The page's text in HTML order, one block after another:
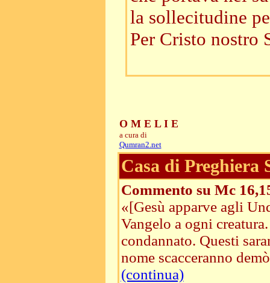
la sollecitudine
Per Cristo nostro
O M E L I E
a cura di
Qumran2.net
Casa di Preghiera
Commento su Mc
«[Gesù apparve agli
Vangelo a ogni
condannato. Questi
nome scacceranno
(continua)